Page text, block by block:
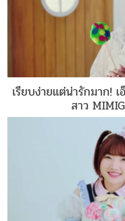
เรียบง่ายแต่น่ารักมาก!
สาว